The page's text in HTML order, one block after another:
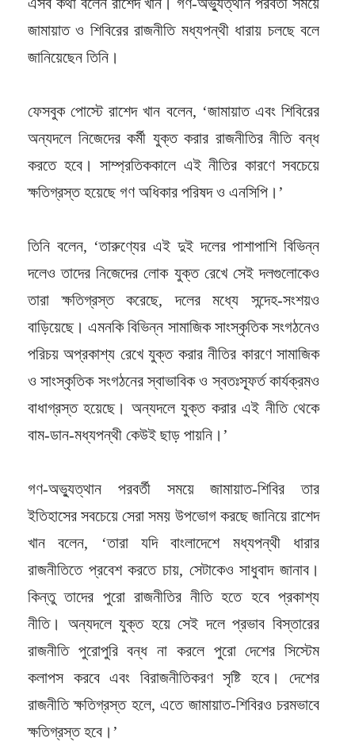
জামায়াত ও শিবিরের রাজনীতি মধ্যপন্থী ধারায় চলছে বলে
জানিয়েছেন তিনি।
ফেসবুক পোস্টে রাশেদ খান বলেন, ‘জামায়াত এবং শিবিরের
অন্যদলে নিজেদের কর্মী যুক্ত করার রাজনীতির নীতি বন্ধ
করতে হবে। সাম্প্রতিককালে এই নীতির কারণে সবচেয়ে
ক্ষতিগ্রস্ত হয়েছে গণ অধিকার পরিষদ ও এনসিপি।’
তিনি বলেন, ‘তারুণ্যের এই দুই দলের পাশাপাশি বিভিন্ন
দলেও তাদের নিজেদের লোক যুক্ত রেখে সেই দলগুলোকেও
তারা ক্ষতিগ্রস্ত করেছে, দলের মধ্যে সন্দেহ-সংশয়ও
বাড়িয়েছে। এমনকি বিভিন্ন সামাজিক সাংস্কৃতিক সংগঠনেও
পরিচয় অপ্রকাশ্য রেখে যুক্ত করার নীতির কারণে সামাজিক
ও সাংস্কৃতিক সংগঠনের স্বাভাবিক ও স্বতঃস্ফূর্ত কার্যক্রমও
বাধাগ্রস্ত হয়েছে। অন্যদলে যুক্ত করার এই নীতি থেকে
বাম-ডান-মধ্যপন্থী কেউই ছাড় পায়নি।’
গণ-অভ্যুত্থান পরবর্তী সময়ে জামায়াত-শিবির তার
ইতিহাসের সবচেয়ে সেরা সময় উপভোগ করছে জানিয়ে রাশেদ
খান বলেন, ‘তারা যদি বাংলাদেশে মধ্যপন্থী ধারার
রাজনীতিতে প্রবেশ করতে চায়, সেটাকেও সাধুবাদ জানাব।
কিন্তু তাদের পুরো রাজনীতির নীতি হতে হবে প্রকাশ্য
নীতি। অন্যদলে যুক্ত হয়ে সেই দলে প্রভাব বিস্তারের
রাজনীতি পুরোপুরি বন্ধ না করলে পুরো দেশের সিস্টেম
কলাপস করবে এবং বিরাজনীতিকরণ সৃষ্টি হবে। দেশের
রাজনীতি ক্ষতিগ্রস্ত হলে, এতে জামায়াত-শিবিরও চরমভাবে
ক্ষতিগ্রস্ত হবে।’